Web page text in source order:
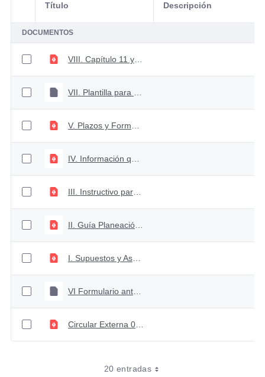
Selección del elemento
Título Descripción
DOCUMENTOS
VIII. Capítulo 11 y 12. Libro de Aspectos Generales del Proceso Presupuestal Colombiano
III. Instructivo para la Elaboración de la Proyección Presupuestal
II. Guía Planeación Estratégica 2025
I. Supuestos y Aspectos Legales a considerar 2025
VI Formulario anteproyecto 2025
Circular Externa 032 octubre 03 2024
20 entradas